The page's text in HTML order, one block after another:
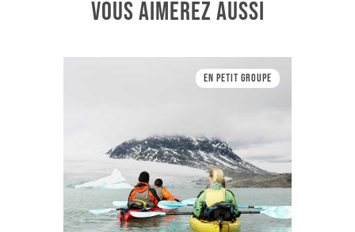
VOUS AIMEREZ AUSSI
En petit Groupe